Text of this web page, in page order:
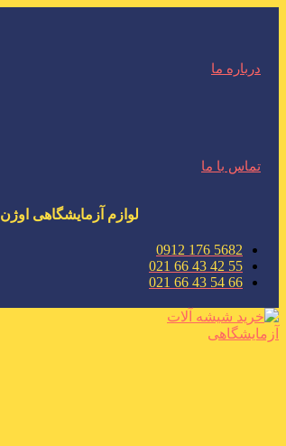
درباره ما
تماس با ما
لوازم آزمایشگاهی اوژن
5682 176 0912
55 42 43 66 021
66 54 43 66 021